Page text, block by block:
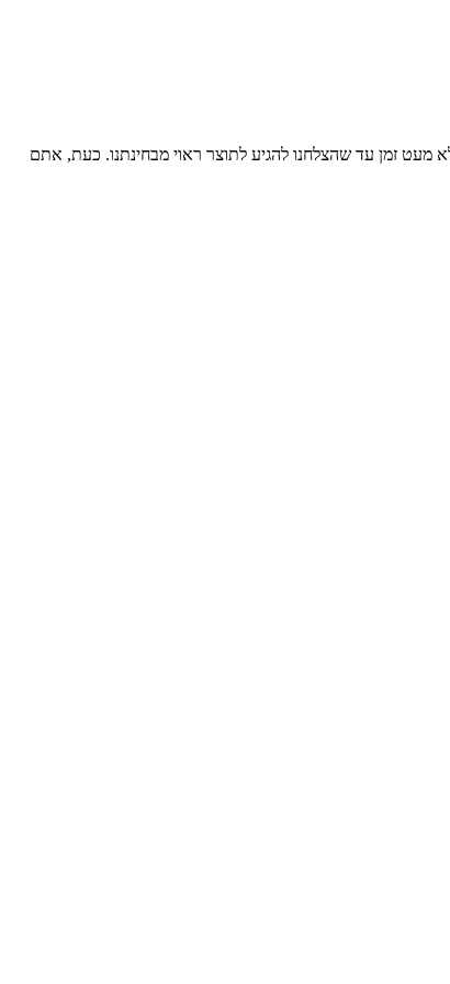
לא מעט זמן עד שהצלחנו להגיע לתוצר ראוי מבחינתנו. כעת, אתם